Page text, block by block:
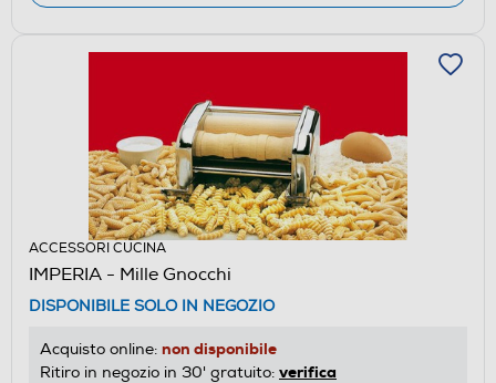
ACCESSORI CUCINA
IMPERIA - Mille Gnocchi
DISPONIBILE SOLO IN NEGOZIO
Acquisto online: non disponibile
Ritiro in negozio in 30' gratuito: verifica